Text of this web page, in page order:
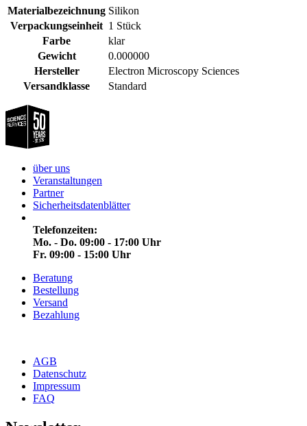
Materialbezeichnung Silikon
Verpackungseinheit 1 Stück
Farbe
klar
Gewicht
0.000000
Hersteller
Electron Microscopy Sciences
Versandklasse
Standard
über uns
Veranstaltungen
Partner
Sicherheitsdatenblätter
Telefonzeiten:
Mo. - Do. 09:00 - 17:00 Uhr
Fr. 09:00 - 15:00 Uhr
Beratung
Bestellung
Versand
Bezahlung
AGB
Datenschutz
Impressum
FAQ